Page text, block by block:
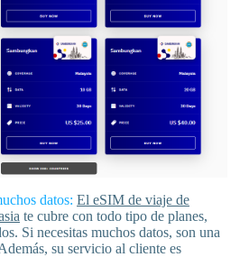
datos: El eSIM de viaje de
te cubre con todo tipo de planes,
Si necesitas muchos datos, son una
su servicio al cliente es